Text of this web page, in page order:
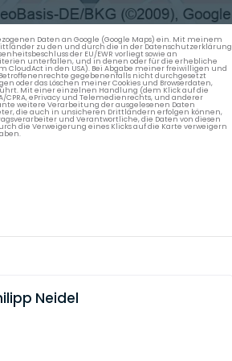
Daten an Google (Google Maps) ein. Mit meinem
zu den und durch die in der Datenschutzerklärung
der EU/EWR vorliegt sowie an
unterfallen, und in denen oder für die erhebliche
CloudAct in den USA). Bei Abgabe meiner freiwilligen und
gegebenenfalls nicht durchgesetzt
das Löschen meiner Cookies und Browserdaten,
Mit einer einzelnen Handlung (dem Klick auf die
ePrivacy und Telemedienrechts, und anderer
weitere Verarbeitung der ausgelesenen Daten
die auch in unsicheren Drittländern erfolgen können,
und Verantwortliche, die Daten von diesen
die Verweigerung eines Klicks auf die Karte verweigern
Neidel